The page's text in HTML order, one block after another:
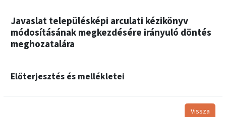
Javaslat településképi arculati kézikönyv
módosításának megkezdésére irányuló döntés
meghozatalára
Előterjesztés és mellékletei
Vissza